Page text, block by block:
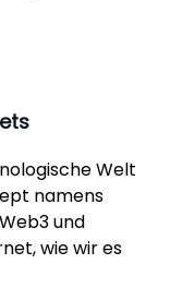
Welt
namens
und
wie wir es